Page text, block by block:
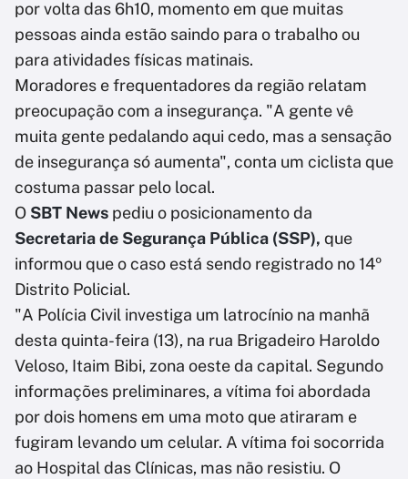
por volta das 6h10, momento em que muitas
pessoas ainda estão saindo para o trabalho ou
para atividades físicas matinais.
Moradores e frequentadores da região relatam
preocupação com a insegurança. "A gente vê
muita gente pedalando aqui cedo, mas a sensação
de insegurança só aumenta", conta um ciclista que
costuma passar pelo local.
O SBT News pediu o posicionamento da
Secretaria de Segurança Pública (SSP), que
informou que o caso está sendo registrado no 14º
Distrito Policial.
"A Polícia Civil investiga um latrocínio na manhã
desta quinta-feira (13), na rua Brigadeiro Haroldo
Veloso, Itaim Bibi, zona oeste da capital. Segundo
informações preliminares, a vítima foi abordada
por dois homens em uma moto que atiraram e
fugiram levando um celular. A vítima foi socorrida
ao Hospital das Clínicas, mas não resistiu. O